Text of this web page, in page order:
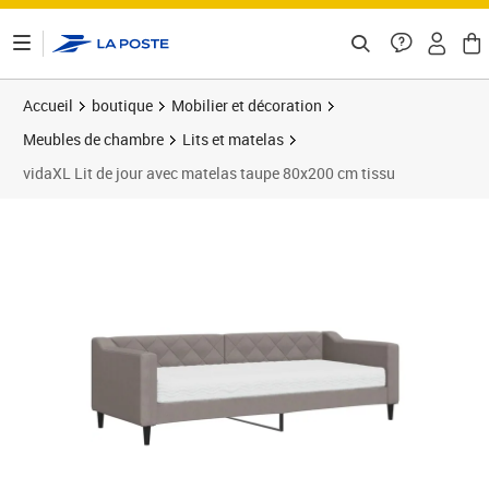
Accueil boutique
Mobilier et décoration
Meubles de chambre
Lits et matelas
vidaXL Lit de jour avec matelas taupe 80x200 cm tissu